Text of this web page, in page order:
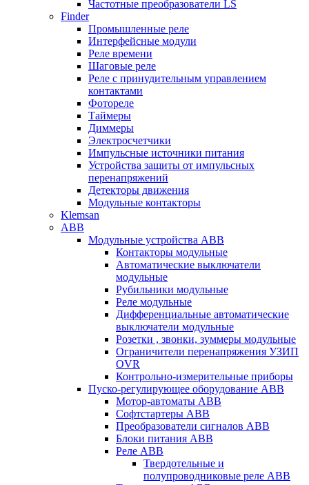
Частотные преобразователи LS
Finder
Промышленные реле
Интерфейсные модули
Реле времени
Шаговые реле
Реле с принудительным управлением
контактами
Фотореле
Таймеры
Диммеры
Электросчетчики
Импульсные источники питания
Устройства защиты от импульсных
перенапряжений
Детекторы движения
Модульные контакторы
Klemsan
ABB
Модульные устройства ABB
Контакторы модульные
Автоматические выключатели
модульные
Рубильники модульные
Реле модульные
Дифференциальные автоматические
выключатели модульные
Розетки , звонки, зуммеры модульные
Ограничители перенапряжения УЗИП
OVR
Контрольно-измерительные приборы
Пуско-регулирующее оборудование ABB
Мотор-автоматы ABB
Софтстартеры ABB
Преобразователи сигналов ABB
Блоки питания ABB
Реле ABB
Твердотельные и
полупроводниковые реле ABB